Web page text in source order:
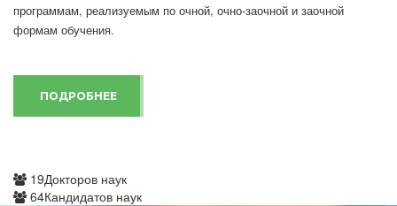
программам, реализуемым по очной, очно-заочной и заочной
формам обучения.
ПОДРОБНЕЕ
19Докторов наук
64Кандидатов наук